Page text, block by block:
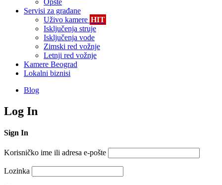
Servisi za građane
Uživo kamere HIT
Isključenja struje
Isključenja vode
Zimski red vožnje
Letnji red vožnje
Kamere Beograd
Lokalni biznisi
Blog
Log In
Sign In
Korisničko ime ili adresa e-pošte
Lozinka